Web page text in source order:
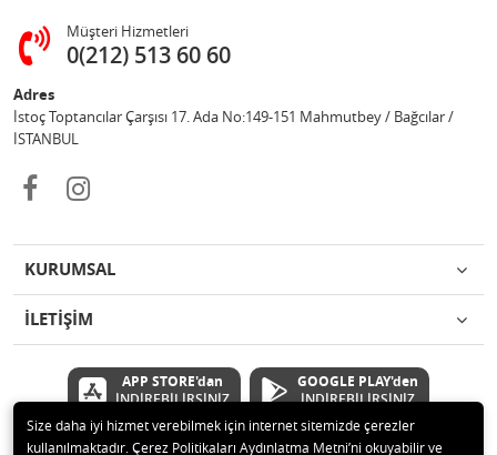
Müşteri Hizmetleri
0(212) 513 60 60
Adres
İstoç Toptancılar Çarşısı 17. Ada No:149-151 Mahmutbey / Bağcılar /
İSTANBUL
KURUMSAL
İLETİŞİM
APP STORE'dan
İNDİREBİLİRSİNİZ
GOOGLE PLAY'den
İNDİREBİLİRSİNİZ
Size daha iyi hizmet verebilmek için internet sitemizde çerezler
kullanılmaktadır. Çerez Politikaları Aydınlatma Metni’ni okuyabilir ve